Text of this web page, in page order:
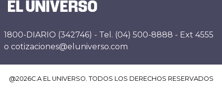
1800-DIARIO (342746) - Tel. (04) 500-8888 - Ext 4555
o cotizaciones@eluniverso.com
@2026C.A EL UNIVERSO. TODOS LOS DERECHOS RESERVADOS